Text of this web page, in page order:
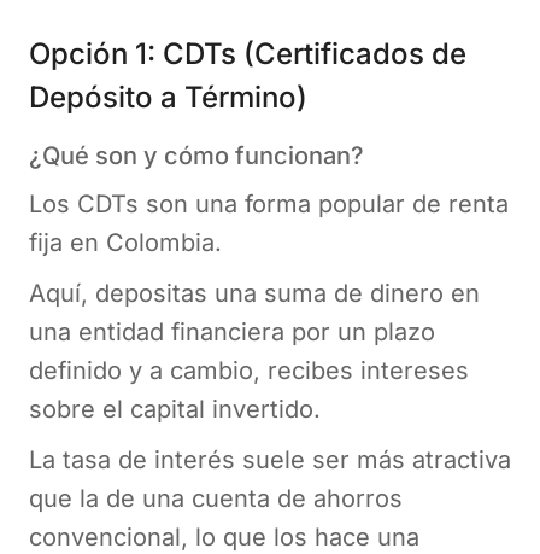
Opción 1: CDTs (Certificados de
Depósito a Término)
¿Qué son y cómo funcionan?
Los CDTs son una forma popular de renta
fija en Colombia.
Aquí, depositas una suma de dinero en
una entidad financiera por un plazo
definido y a cambio, recibes intereses
sobre el capital invertido.
La tasa de interés suele ser más atractiva
que la de una cuenta de ahorros
convencional, lo que los hace una